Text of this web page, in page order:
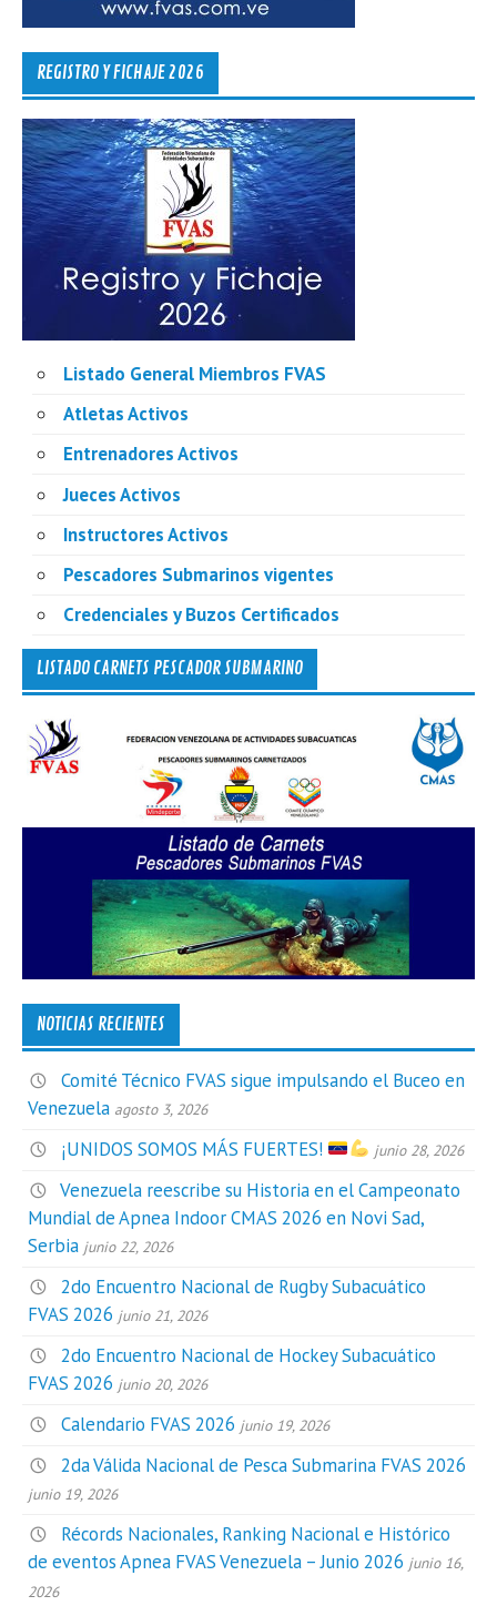
REGISTRO Y FICHAJE 2026
Listado General Miembros FVAS
Atletas Activos
Entrenadores Activos
Jueces Activos
Instructores Activos
Pescadores Submarinos vigentes
Credenciales y Buzos Certificados
LISTADO CARNETS PESCADOR SUBMARINO
NOTICIAS RECIENTES
Comité Técnico FVAS sigue impulsando el Buceo en
Venezuela agosto 3, 2026
¡UNIDOS SOMOS MÁS FUERTES! junio 28, 2026
Venezuela reescribe su Historia en el Campeonato
Mundial de Apnea Indoor CMAS 2026 en Novi Sad,
Serbia junio 22, 2026
2do Encuentro Nacional de Rugby Subacuático
FVAS 2026 junio 21, 2026
2do Encuentro Nacional de Hockey Subacuático
FVAS 2026 junio 20, 2026
Calendario FVAS 2026 junio 19, 2026
2da Válida Nacional de Pesca Submarina FVAS 2026
junio 19, 2026
Récords Nacionales, Ranking Nacional e Histórico
de eventos Apnea FVAS Venezuela – Junio 2026 junio 16,
2026